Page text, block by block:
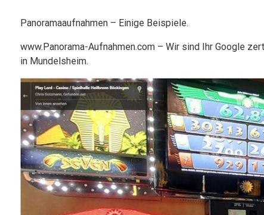
Panoramaaufnahmen – Einige Beispiele.
www.Panorama-Aufnahmen.com – Wir sind Ihr Google
in Mundelsheim.